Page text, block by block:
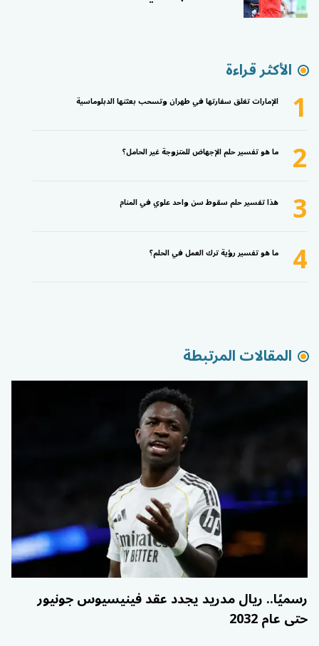
الأكثر قراءة
1 الإمارات تغلق سفارتها في طهران وتسحب بعثتها الدبلوماسية
2 ما هو تفسير حلم الإجهاض للمتزوجة غير الحامل؟
3 هذا تفسير حلم سقوط سن واحد علوي في المنام
4 ما هو تفسير رؤية ترك العمل في الحلم؟
المقالات المرتبطة
رسميًا.. ريال مدريد يجدد عقد فينيسيوس جونيور
حتى عام 2032